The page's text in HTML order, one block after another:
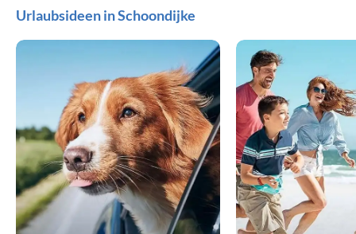
Urlaubsideen in Schoondijke